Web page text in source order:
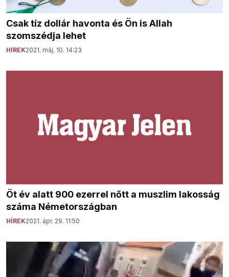
Csak tíz dollár havonta és Ön is Allah
szomszédja lehet
HÍREK2021. máj. 10. 14:23
Öt év alatt 900 ezerrel nőtt a muszlim lakosság
száma Németországban
HÍREK2021. ápr. 29. 11:50